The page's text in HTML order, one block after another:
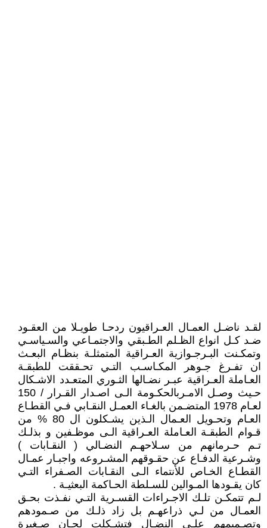
لقـد ناضـل العمـال العـراقيون ردحـا طويـلا من العقـود
ضـد كـل انواع الظـلم الطـبقي والاجتمـاعي والسـياسـي
وتمكـنت البـرجـوازية العـراقية المتمثلـة بنظـام البعـث
ان تفـرغ جـوهر المكـاسـب التـي تحـققت للطبقـة
العـاملة العـراقية عبـر نضـالها الثـوري المتعـدد الاشـكال
حـيث وصـل الامـربالحكـومة الـى اصـدار القـرار / 150
لعـام 1978 المتضـمن بالغـاء العمـل النقـابي فـي القطـاع
العـام وتحـويل العـمال الـذين يشـكلون ال 80 % من
قـوام الطبقـة العـاملة العـراقية الـى موظـفين و بذلـك
تـم حـرمانهم من سـلاحهـم النضـالي ( النقـابات )
وشـرعية الدفـاع عن حقـوقهم المشـروعه واجبـار عمـال
القطـاع الخـاص للأنتماء الـى النقـابات الصـفراء التـي
كان يقـودها المـوالين للسـلطة الحـاكمة البعثيـة .
لـم تتمكـن تلـك الاجـراءات القسـرية التـي نفـذت بحـق
العمـال من لـي ذراعهـم بل زاد ذلـك من صـمودهم
وتصـميمهم علـى النضـال فتشـكلت لجـان صـغيرة